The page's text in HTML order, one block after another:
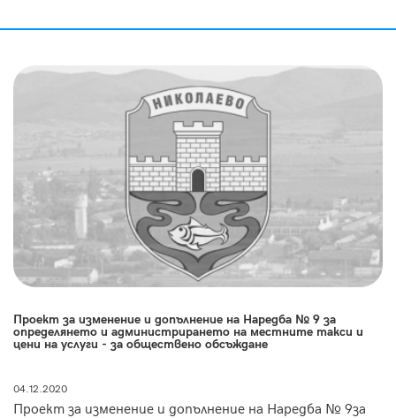
Проект за изменение и допълнение на Наредба № 9 за
определянето и администрирането на местните такси и
цени на услуги - за обществено обсъждане
04.12.2020
Проект за изменение и допълнение на Наредба № 9за